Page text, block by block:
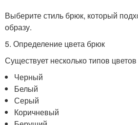
Выберите стиль брюк, который
образу.
5. Определение цвета брюк
Существует несколько типов
Черный
Белый
Серый
Коричневый